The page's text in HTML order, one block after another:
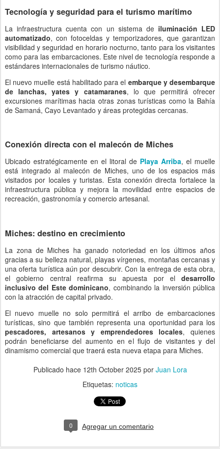
Tecnología y seguridad para el turismo marítimo
La infraestructura cuenta con un sistema de iluminación LED
automatizado, con fotoceldas y temporizadores, que garantizan
visibilidad y seguridad en horario nocturno, tanto para los visitantes
como para las embarcaciones. Este nivel de tecnología responde a
estándares internacionales de turismo náutico.
El nuevo muelle está habilitado para el embarque y desembarque
de lanchas, yates y catamaranes, lo que permitirá ofrecer
excursiones marítimas hacia otras zonas turísticas como la Bahía
de Samaná, Cayo Levantado y áreas protegidas cercanas.
Conexión directa con el malecón de Miches
Ubicado estratégicamente en el litoral de Playa Arriba, el muelle
está integrado al malecón de Miches, uno de los espacios más
visitados por locales y turistas. Esta conexión directa fortalece la
infraestructura pública y mejora la movilidad entre espacios de
recreación, gastronomía y comercio artesanal.
Miches: destino en crecimiento
La zona de Miches ha ganado notoriedad en los últimos años
gracias a su belleza natural, playas vírgenes, montañas cercanas y
una oferta turística aún por descubrir. Con la entrega de esta obra,
el gobierno central reafirma su apuesta por el desarrollo
inclusivo del Este dominicano, combinando la inversión pública
con la atracción de capital privado.
El nuevo muelle no solo permitirá el arribo de embarcaciones
turísticas, sino que también representa una oportunidad para los
pescadores, artesanos y emprendedores locales, quienes
podrán beneficiarse del aumento en el flujo de visitantes y del
dinamismo comercial que traerá esta nueva etapa para Miches.
Publicado hace 12th October 2025por Juan Lora
Etiquetas: noticas
0 Agregar un comentario